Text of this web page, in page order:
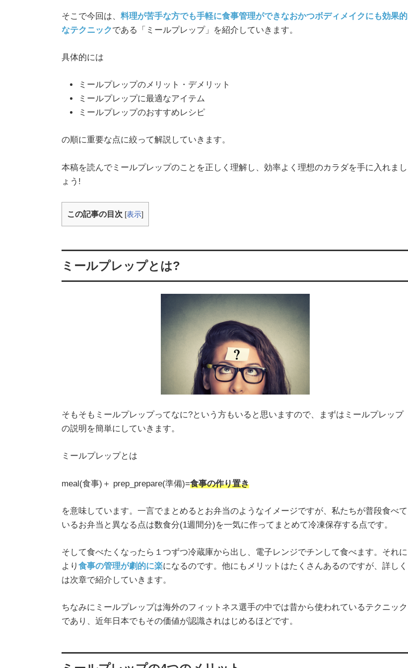
n
g
a
b
o
そこで今回は、 料理が苦手な方でも手軽に食事管理ができなおかつボディメイクにも効果的
なテクニックである「ミールプレップ」を紹介していきます。
具体的には
ミールプレップのメリット・デメリット
ミールプレップに最適なアイテム
ミールプレップのおすすめレシピ
の順に重要な点に絞って解説していきます。
本稿を読んでミールプレップのことを正しく理解し、効率よく理想のカラダを手に入れまし
ょう!
この記事の目次 [表示]
ミールプレップとは?
そもそもミールプレップってなに?という方もいると思いますので、まずはミールプレップ
の説明を簡単にしていきます。
ミールプレップとは
meal(食事)＋ prep_prepare(準備)=食事の作り置き
を意味しています。一言でまとめるとお弁当のようなイメージですが、私たちが普段食べて
いるお弁当と異なる点は数食分(1週間分)を一気に作ってまとめて冷凍保存する点です。
そして食べたくなったら１つずつ冷蔵庫から出し、電子レンジでチンして食べます。それに
より 食事の管理が劇的に楽になるのです。他にもメリットはたくさんあるのですが、詳しく
は次章で紹介していきます。
ちなみにミールプレップは海外のフィットネス選手の中では昔から使われているテクニック
であり、近年日本でもその価値が認識されはじめるほどです。